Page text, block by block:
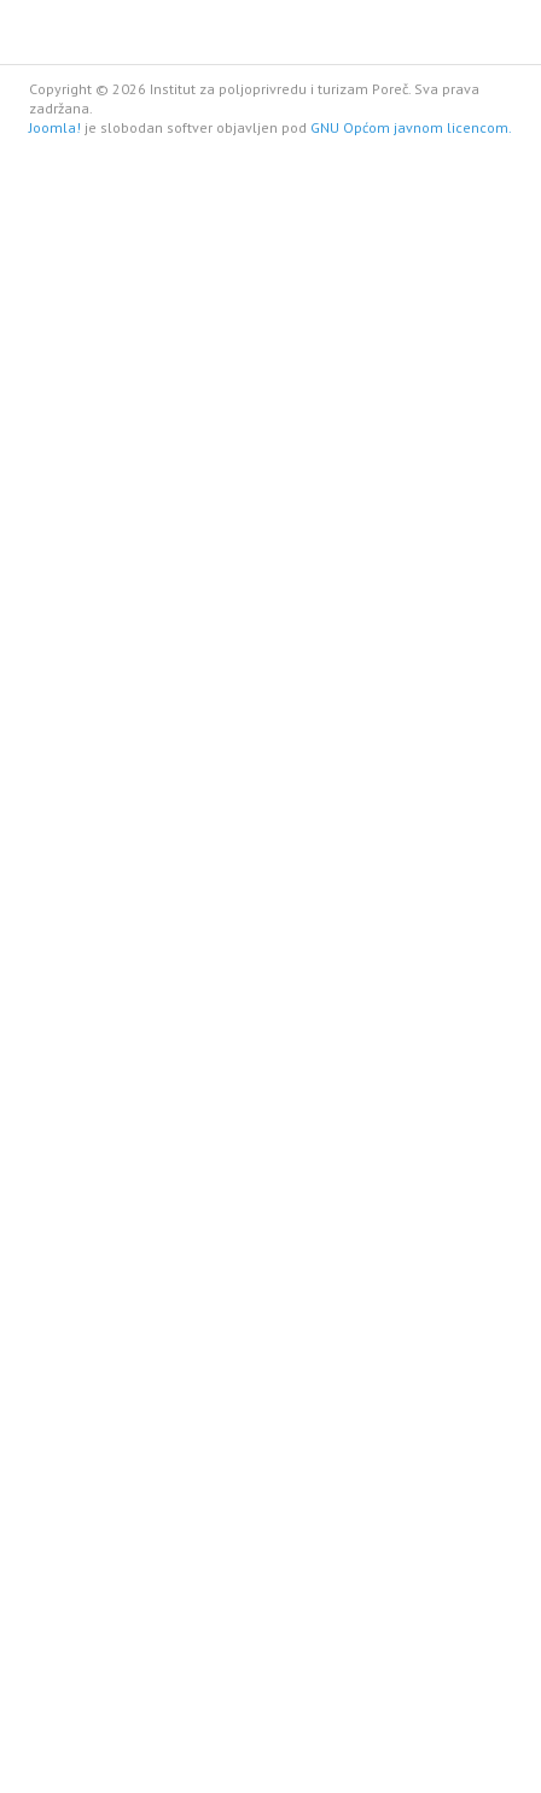
Copyright © 2026 Institut za poljoprivredu i turizam Poreč. Sva prava
zadržana.
Joomla! je slobodan softver objavljen pod GNU Općom javnom licencom.